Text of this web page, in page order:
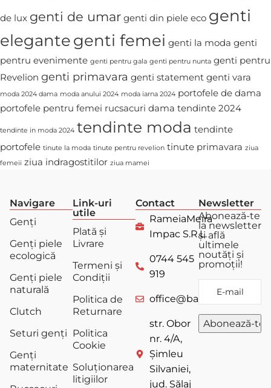
de lux genti de umar genti din piele eco genti
elegantegenti femei genti la moda genti
pentru evenimente genti pentru gala genti pentru nunta genti pentru
Revelion genti primavara genti statement genti vara
moda 2024 dama moda anului 2024 moda iarna 2024 portofele de dama
portofele pentru femei rucsacuri dama tendinte 2024
tendinte in moda 2024 tendinte moda tendinte
portofele tinute la moda tinute pentru revelion tinute primavara ziua
femeii ziua indragostitilor ziua mamei
Navigare
Genți
Genți piele
ecologică
Genți piele
naturală
Clutch
Seturi genți
Genți
maternitate
Link-uri
utile
Plată și
Livrare
Termeni și
Condiții
Politica de
Returnare
Politica
Cookie
Soluționarea
litigiilor
Contact
RameiaMeira
Impac S.R.L.
0744 545
919
office@bagstore.ro
str. Obor
nr. 4/A,
Șimleu
Silvaniei,
jud. Sălaj
Newsletter
Abonează-te
la newsletter
și află
ultimele
noutăți și
promoții!